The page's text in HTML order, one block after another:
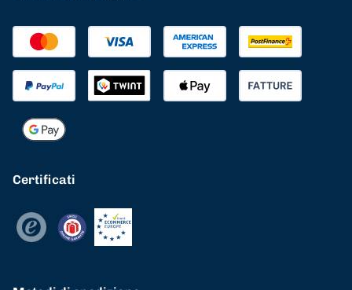
Certificati